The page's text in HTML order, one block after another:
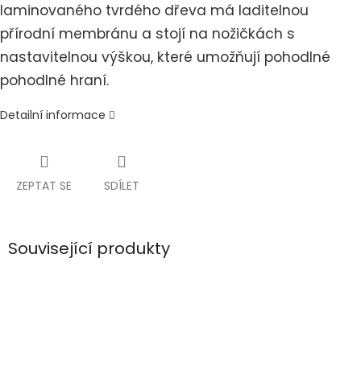
laminovaného tvrdého dřeva má laditelnou
přírodní membránu a stojí na nožičkách s
nastavitelnou výškou, které umožňují pohodlné
pohodlné hraní.
Detailní informace
ZEPTAT SE SDÍLET
Související produkty